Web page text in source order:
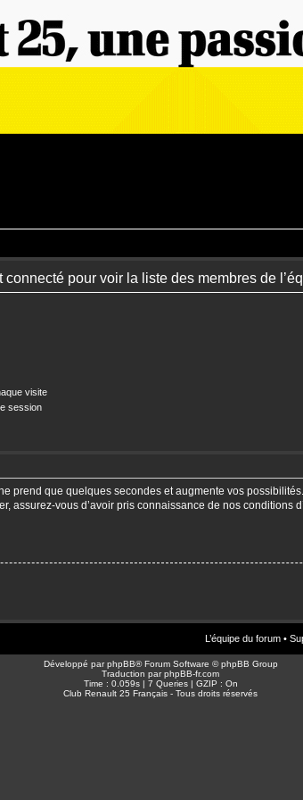
pour voir la liste des membres de
visite
session
prend que quelques secondes et augmente vos
assurez-vous d’avoir pris connaissance de nos conditions
L’équipe du forum •
Développé parphpBB® Forum Software © phpBB Group
Traduction parphpBB-fr.com
Time : 0.059s | 7 Queries | GZIP : On
Club Renault 25 Français - Tous droits réservés